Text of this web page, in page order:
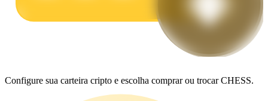
Configure sua carteira cripto e escolha comprar ou trocar CHESS.